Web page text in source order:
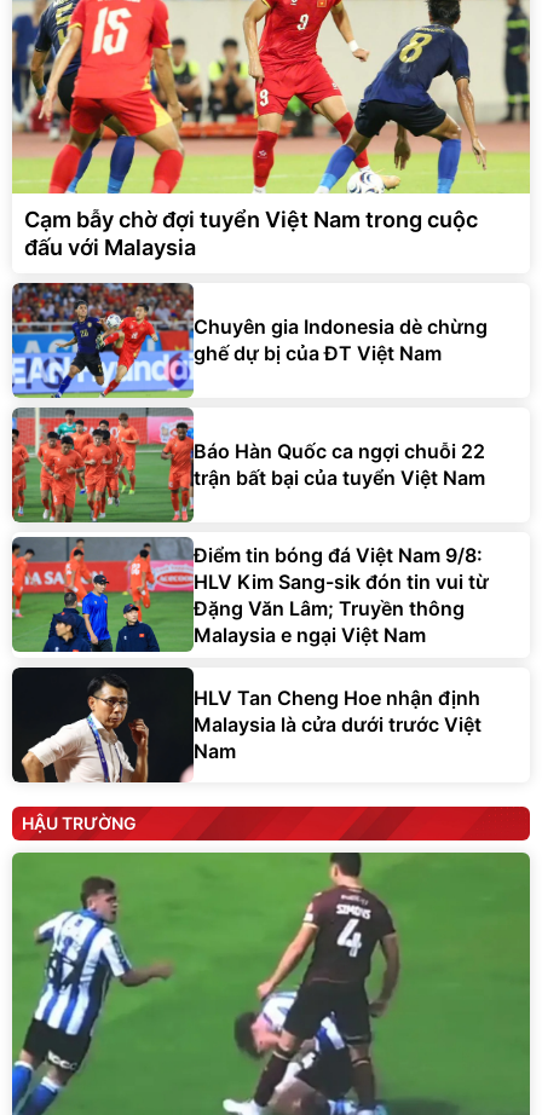
Cạm bẫy chờ đợi tuyển Việt Nam trong cuộc
đấu với Malaysia
Chuyên gia Indonesia dè chừng
ghế dự bị của ĐT Việt Nam
Báo Hàn Quốc ca ngợi chuỗi 22
trận bất bại của tuyển Việt Nam
Điểm tin bóng đá Việt Nam 9/8:
HLV Kim Sang-sik đón tin vui từ
Đặng Văn Lâm; Truyền thông
Malaysia e ngại Việt Nam
HLV Tan Cheng Hoe nhận định
Malaysia là cửa dưới trước Việt
Nam
HẬU TRƯỜNG